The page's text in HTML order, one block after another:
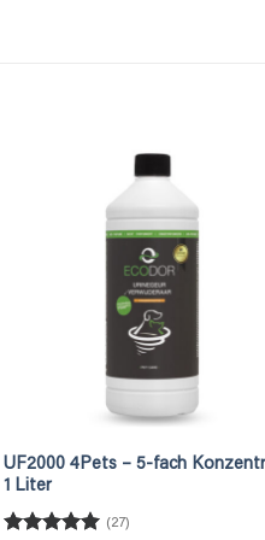
UF2000 4Pets – 5-fach
1 Liter
(27)